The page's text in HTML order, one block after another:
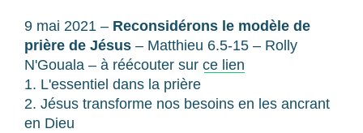
9 mai 2021 – Reconsidérons le modèle de
prière de Jésus – Matthieu 6.5-15 – Rolly
N'Gouala – à réécouter sur ce lien
1. L'essentiel dans la prière
2. Jésus transforme nos besoins en les ancrant
en Dieu